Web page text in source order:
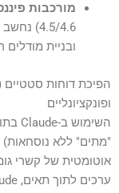
מורכבות
4.5/4.6)
ובניית
הפיכת דוחות סטטיים
ופונקציונליים
"מתים" ללא נוסחאות)
אוטומטית של קשרי